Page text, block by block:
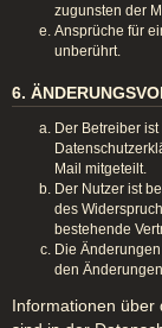
zugunsten der
Ansprüche für
unberührt.
6.
Der Betreiber
Mail mitgeteilt.
Der Nutzer ist
des
bestehende
Die
den
Informationen über